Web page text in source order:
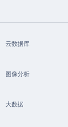
云数据库
图像分析
大数据